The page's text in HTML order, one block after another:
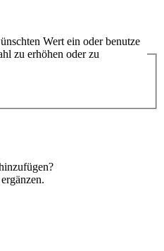
Wert ein oder benutze
zu erhöhen oder zu